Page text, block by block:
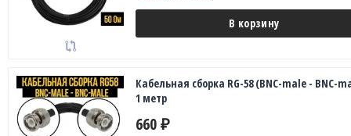
В корзину
Кабельная сборка RG-58 (BNC-male - BNC-
1 метр
660 ₽